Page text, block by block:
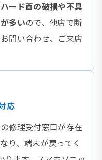
ード面の破損や不具
多いので、他店で断
問い合わせ、ご来店
応
修理受付窓口が存在
り、端末が戻ってく